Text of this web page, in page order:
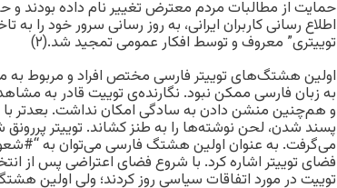
حمایت از مطالبات مردم معترض تغییر نام داده بودند و
اطلاع رسانی کاربران ایرانی، به روز رسانی سرور خود را
توییتری” معروف و توسط افکار عمومی تمجید شد.(۲)
اولین هشتگ‌های توییتر فارسی مختص افراد و مربوط
به زبان فارسی ممکن نبود. نگارنده‌ی توییت قادر به
و هم‌چنین منشن دادن به سادگی امکان نداشت. بعدتر با
پسند شدن، لحن نوشته‌ها را به طنز کشاند. توییتر
می‌گرفت. به عنوان اولین هشتگ فارسی می‌توان به
توییت در مورد اتفاقات سیاسی روز کردند؛ ولی اولین